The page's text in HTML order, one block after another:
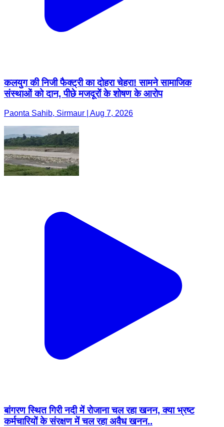
कलयुग की निजी फैक्ट्री का दोहरा चेहरा! सामने सामाजिक
संस्थाओं को दान, पीछे मजदूरों के शोषण के आरोप
Paonta Sahib, Sirmaur | Aug 7, 2026
बांगरण स्थित गिरी नदी में रोजाना चल रहा खनन, क्या भ्रष्ट
कर्मचारियों के संरक्षण में चल रहा अवैध खनन..